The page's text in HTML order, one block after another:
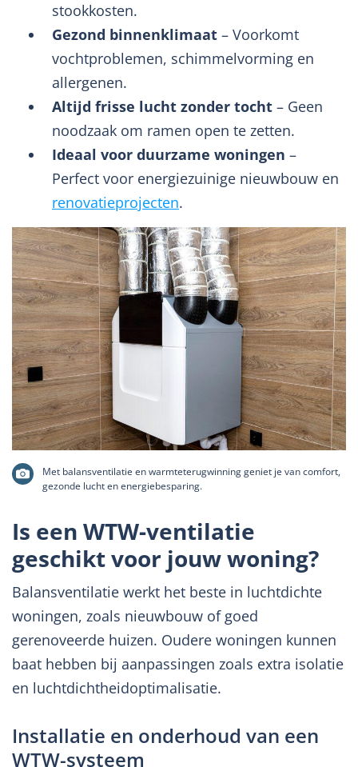
stookkosten.
Gezond binnenklimaat – Voorkomt
vochtproblemen, schimmelvorming en
allergenen.
Altijd frisse lucht zonder tocht – Geen
noodzaak om ramen open te zetten.
Ideaal voor duurzame woningen –
Perfect voor energiezuinige nieuwbouw en
renovatieprojecten.
Met balansventilatie en warmteterugwinning geniet je van comfort,
gezonde lucht en energiebesparing.
Is een WTW-ventilatie
geschikt voor jouw woning?
Balansventilatie werkt het beste in luchtdichte
woningen, zoals nieuwbouw of goed
gerenoveerde huizen. Oudere woningen kunnen
baat hebben bij aanpassingen zoals extra isolatie
en luchtdichtheidoptimalisatie.
Installatie en onderhoud van een
WTW-systeem